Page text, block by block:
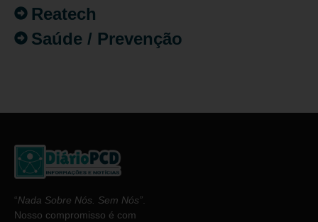
Reatech
Saúde / Prevenção
“Nada Sobre Nós. Sem Nós”
Nosso compromisso é com